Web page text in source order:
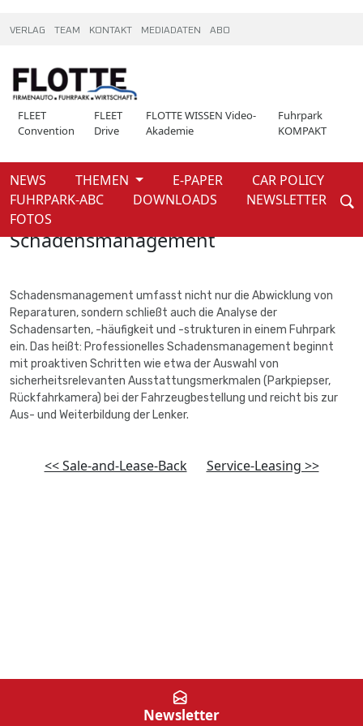
VERLAG TEAM KONTAKT MEDIADATEN ABO
FLEET
Convention
FLEET
Drive
FLOTTE WISSEN Video-
Akademie
Fuhrpark
KOMPAKT
NEWS THEMEN E-PAPER
CAR POLICY
FUHRPARK-ABC
DOWNLOADS
NEWSLETTER
FOTOS
Weiter
Home
Schadensmanagement
Schadensmanagement umfasst nicht nur die Abwicklung von
Reparaturen, sondern schließt auch die Analyse der
Schadensarten, -häufigkeit und -strukturen in einem Fuhrpark
ein. Das heißt: Professionelles Schadensmanagement beginnt
mit proaktiven Schritten wie etwa der Auswahl von
sicherheitsrelevanten Ausstattungsmerkmalen (Parkpiepser,
Rückfahrkamera) bei der Fahrzeugbestellung und reicht bis zur
Aus- und Weiterbildung der Lenker.
<< Sale-and-Lease-Back Service-Leasing >>
Newsletter